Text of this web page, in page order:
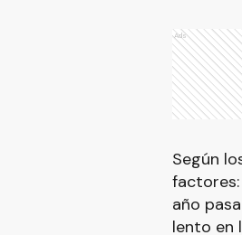
Ads
Según
año
lento en